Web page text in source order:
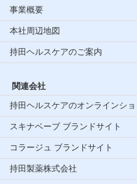
事業概要
本社周辺地図
持田ヘルスケアのご案内
関連会社
持田ヘルスケアのオンラインシ
スキナベーブ ブランドサイト
コラージュ ブランドサイト
持田製薬株式会社